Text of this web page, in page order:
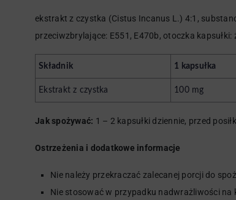
ekstrakt z czystka (Cistus Incanus L.) 4:1,
przeciwzbrylające: E551, E470b, otoczka kapsułki:
Składnik 1 kapsułka
Ekstrakt z czystka 100 mg
Jak spożywać: 1 – 2 kapsułki dziennie, przed
Ostrzeżenia i dodatkowe informacje
Nie należy przekraczać zalecanej porcji do
Nie stosować w przypadku nadwrażliwości na